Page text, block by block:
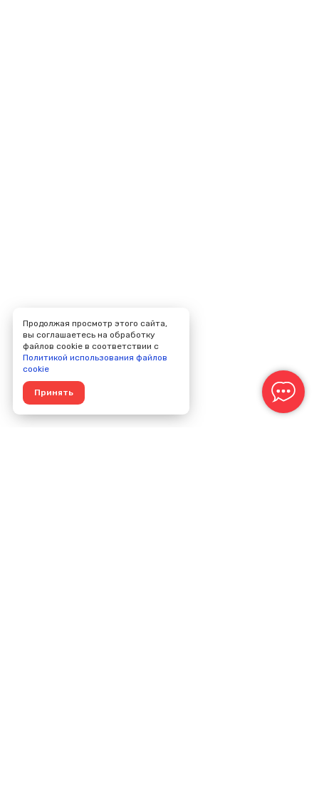
Продолжая просмотр этого сайта,
вы соглашаетесь на обработку
файлов cookie в соответствии с
Политикой использования файлов
cookie
Принять